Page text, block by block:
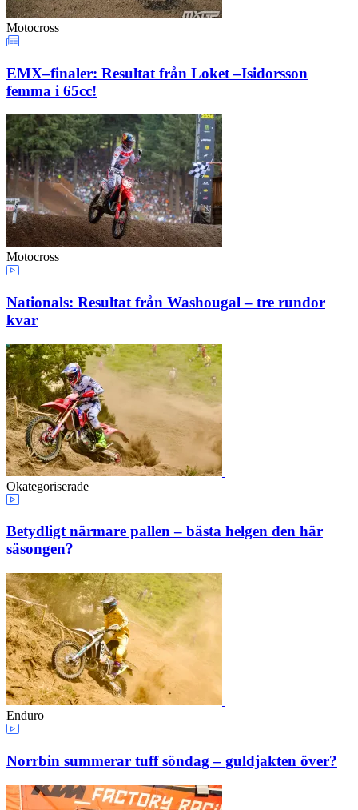
Motocross
EMX–finaler: Resultat från Loket –Isidorsson
femma i 65cc!
Motocross
Nationals: Resultat från Washougal – tre rundor
kvar
Okategoriserade
Betydligt närmare pallen – bästa helgen den här
säsongen?
Enduro
Norrbin summerar tuff söndag – guldjakten över?